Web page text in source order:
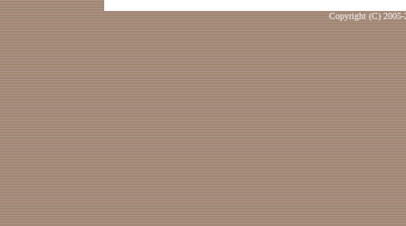
Copyright (C) 2005-